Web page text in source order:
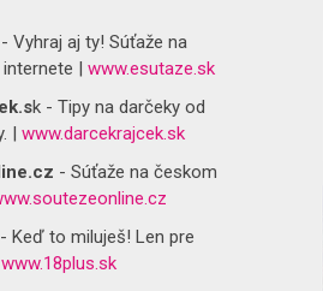
Vyhraj aj ty! Súťaže na
| www.esutaze.sk
k - Tipy na darčeky od
| www.darcekrajcek.sk
- Súťaže na českom
Keď to miluješ! Len pre
www.18plus.sk